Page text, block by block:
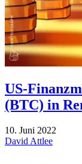
US-
(BTC) in
10. Juni 2022
David Attlee